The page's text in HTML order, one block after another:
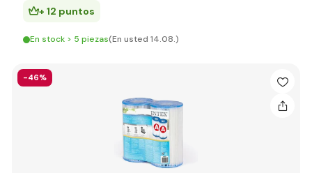
+ 12 puntos
En stock > 5 piezas(En usted 14.08.)
-46%